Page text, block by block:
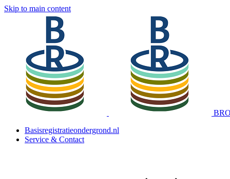
Skip to main content
Basisregistratieondergrond.nl
Service & Contact